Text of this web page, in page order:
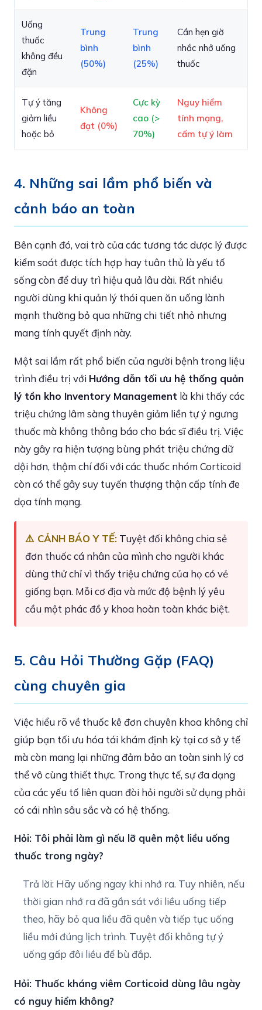
Uống
thuốc
không đều
đặn
Trung
bình
(50%)
Trung
bình
(25%)
Cần hẹn giờ
nhắc nhở uống
thuốc
Tự ý tăng
giảm liều
hoặc bỏ
Không
đạt (0%)
Cực kỳ
cao (>
70%)
Nguy hiểm
tính mạng,
cấm tự ý làm
4. Những sai lầm phổ biến và
cảnh báo an toàn
Bên cạnh đó, vai trò của các tương tác dược lý được
kiểm soát được tích hợp hay tuân thủ là yếu tố
sống còn để duy trì hiệu quả lâu dài. Rất nhiều
người dùng khi quản lý thói quen ăn uống lành
mạnh thường bỏ qua những chi tiết nhỏ nhưng
mang tính quyết định này.
Một sai lầm rất phổ biến của người bệnh trong liệu
trình điều trị với Hướng dẫn tối ưu hệ thống quản
lý tồn kho Inventory Management là khi thấy các
triệu chứng lâm sàng thuyên giảm liền tự ý ngưng
thuốc mà không thông báo cho bác sĩ điều trị. Việc
này gây ra hiện tượng bùng phát triệu chứng dữ
dội hơn, thậm chí đối với các thuốc nhóm Corticoid
còn có thể gây suy tuyến thượng thận cấp tính đe
dọa tính mạng.
⚠️ CẢNH BÁO Y TẾ: Tuyệt đối không chia sẻ
đơn thuốc cá nhân của mình cho người khác
dùng thử chỉ vì thấy triệu chứng của họ có vẻ
giống bạn. Mỗi cơ địa và mức độ bệnh lý yêu
cầu một phác đồ y khoa hoàn toàn khác biệt.
5. Câu Hỏi Thường Gặp (FAQ)
cùng chuyên gia
Việc hiểu rõ về thuốc kê đơn chuyên khoa không chỉ
giúp bạn tối ưu hóa tái khám định kỳ tại cơ sở y tế
mà còn mang lại những đảm bảo an toàn sinh lý cơ
thể vô cùng thiết thực. Trong thực tế, sự đa dạng
của các yếu tố liên quan đòi hỏi người sử dụng phải
có cái nhìn sâu sắc và có hệ thống.
Hỏi: Tôi phải làm gì nếu lỡ quên một liều uống
thuốc trong ngày?
Trả lời: Hãy uống ngay khi nhớ ra. Tuy nhiên, nếu
thời gian nhớ ra đã gần sát với liều uống tiếp
theo, hãy bỏ qua liều đã quên và tiếp tục uống
liều mới đúng lịch trình. Tuyệt đối không tự ý
uống gấp đôi liều để bù đắp.
Hỏi: Thuốc kháng viêm Corticoid dùng lâu ngày
có nguy hiểm không?